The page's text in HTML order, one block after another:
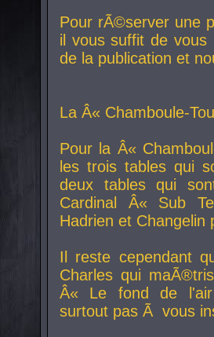
Pour rÃ©server une
il vous suffit de vous
de la publication et
La Â« Chamboule-
Pour la Â«
les trois tables qui
deux tables qui
Cardinal
Â« Sub
Hadrien et Changelin
Il reste cependant
Charles qui
Â« Le fond de
surtout pas Ã vous